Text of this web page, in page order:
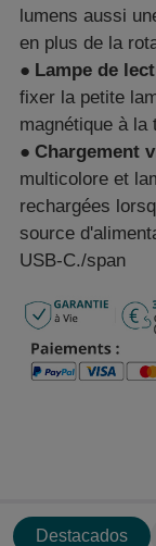
lumens aussi
en plus de la
● Lampe de
fixer la petite
magnétique à la
● Chargement
multicolore et
rechargées
source
USB-C./span
Destacados